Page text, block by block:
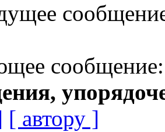
[ автору ]